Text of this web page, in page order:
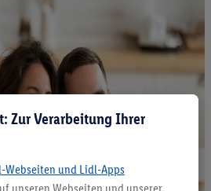
Zur Verarbeitung Ihrer
Webseiten und Lidl-Apps